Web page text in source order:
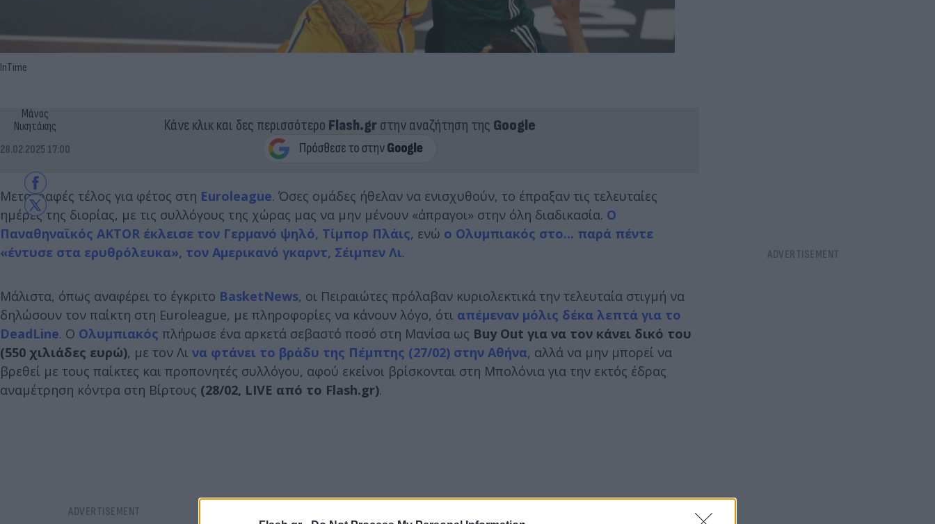
InTime
Μάνος
Νικητάκης
28.02.2025 17:00
Κάνε κλικ και δες περισσότερο Flash.grστην αναζήτηση της Google
Μεταγραφές τέλος για φέτος στη Euroleague. Όσες ομάδες ήθελαν να ενισχυθούν, το έπραξαν τις τελευταίες
ημέρες της διορίας, με τις συλλόγους της χώρας μας να μην μένουν «άπραγοι» στην όλη διαδικασία. Ο
Παναθηναϊκός AKTOR έκλεισε τον Γερμανό ψηλό, Τίμπορ Πλάις, ενώ ο Ολυμπιακός στο... παρά πέντε
«έντυσε στα ερυθρόλευκα», τον Αμερικανό γκαρντ, Σέιμπεν Λι.
Μάλιστα, όπως αναφέρει το έγκριτο BasketNews, οι Πειραιώτες πρόλαβαν κυριολεκτικά την τελευταία στιγμή να
δηλώσουν τον παίκτη στη Euroleague, με πληροφορίες να κάνουν λόγο, ότι απέμεναν μόλις δέκα λεπτά για το
DeadLine. Ο Ολυμπιακός πλήρωσε ένα αρκετά σεβαστό ποσό στη Μανίσα ως Buy Out για να τον κάνει δικό του
(550 χιλιάδες ευρώ), με τον Λι να φτάνει το βράδυ της Πέμπτης (27/02) στην Αθήνα, αλλά να μην μπορεί να
βρεθεί με τους παίκτες και προπονητές συλλόγου, αφού εκείνοι βρίσκονται στη Μπολόνια για την εκτός έδρας
αναμέτρηση κόντρα στη Βίρτους (28/02, LIVE από το Flash.gr).